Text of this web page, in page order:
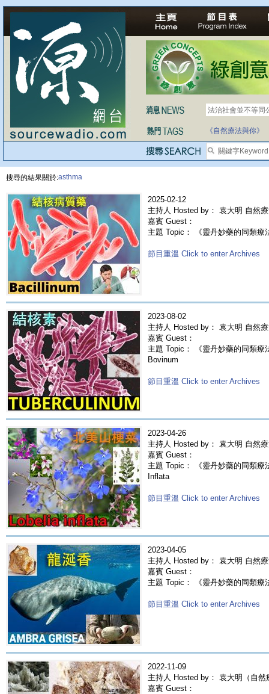
法治社會並不等同
自家教育合法化-
《自然療法與你》
搜尋的結果關於:asthma
2025-02-12
主持人 Hosted by： 袁大明 自然
嘉賓 Guest：
主題 Topic： 《靈丹妙藥的同類
節目重溫 Click to enter Archives
2023-08-02
主持人 Hosted by： 袁大明 自然
嘉賓 Guest：
主題 Topic： 《靈丹妙藥的同類
Bovinum
節目重溫 Click to enter Archives
2023-04-26
主持人 Hosted by： 袁大明 自然
嘉賓 Guest：
主題 Topic： 《靈丹妙藥的同類
Inflata
節目重溫 Click to enter Archives
2023-04-05
主持人 Hosted by： 袁大明 自然
嘉賓 Guest：
主題 Topic： 《靈丹妙藥的同類
節目重溫 Click to enter Archives
2022-11-09
主持人 Hosted by： 袁大明（自然
嘉賓 Guest：